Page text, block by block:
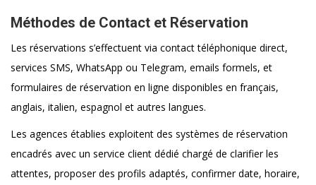
Méthodes de Contact et Réservation
Les réservations s’effectuent via contact téléphonique direct,
services SMS, WhatsApp ou Telegram, emails formels, et
formulaires de réservation en ligne disponibles en français,
anglais, italien, espagnol et autres langues.
Les agences établies exploitent des systèmes de réservation
encadrés avec un service client dédié chargé de clarifier les
attentes, proposer des profils adaptés, confirmer date, horaire,